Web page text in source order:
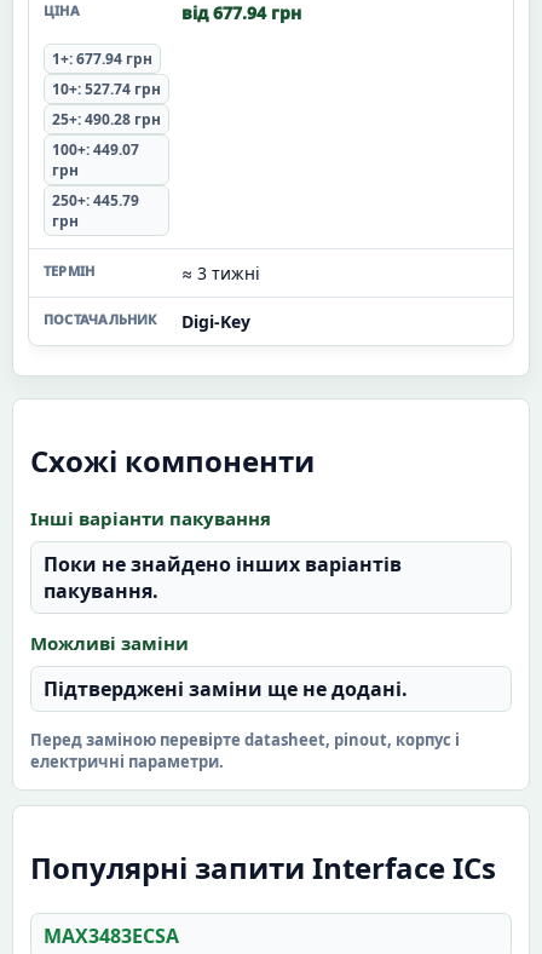
від 677.94 грн
1+: 677.94 грн
10+: 527.74 грн
25+: 490.28 грн
100+: 449.07
грн
250+: 445.79
грн
≈ 3 тижні
Digi-Key
Схожі компоненти
Інші варіанти пакування
Поки не знайдено інших варіантів
пакування.
Можливі заміни
Підтверджені заміни ще не додані.
Перед заміною перевірте datasheet, pinout, корпус і
електричні параметри.
Популярні запити Interface ICs
MAX3483ECSA